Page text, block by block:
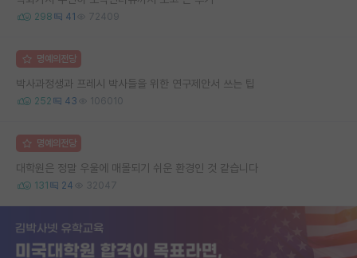
298 41 72409
명예의전당
박사과정생과 프레시 박사들을 위한 연구제안서 쓰는 팁
252 43 106010
명예의전당
대학원은 정말 우울에 매몰되기 쉬운 환경인 것 같습니다
131 24 32047